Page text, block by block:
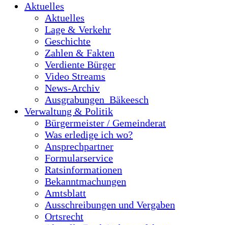
Aktuelles
Aktuelles
Lage & Verkehr
Geschichte
Zahlen & Fakten
Verdiente Bürger
Video Streams
News-Archiv
Ausgrabungen_Bäkeesch
Verwaltung & Politik
Bürgermeister / Gemeinderat
Was erledige ich wo?
Ansprechpartner
Formularservice
Ratsinformationen
Bekanntmachungen
Amtsblatt
Ausschreibungen und Vergaben
Ortsrecht